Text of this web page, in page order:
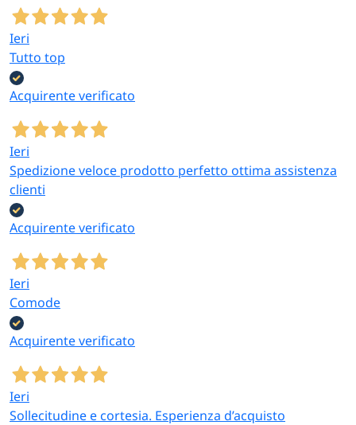
Ieri
Tutto top
Acquirente verificato
Ieri
Spedizione veloce prodotto perfetto ottima assistenza
clienti
Acquirente verificato
Ieri
Comode
Acquirente verificato
Ieri
Sollecitudine e cortesia. Esperienza d’acquisto